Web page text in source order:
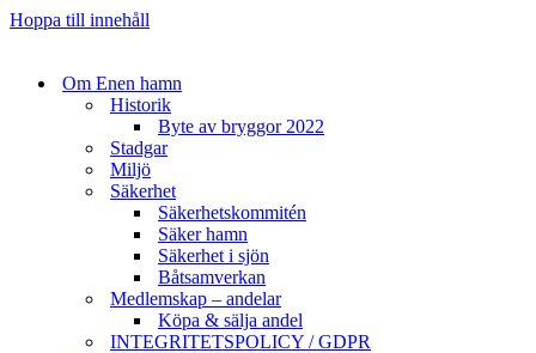
Hoppa till innehåll
Om Enen hamn
Historik
Byte av bryggor 2022
Stadgar
Miljö
Säkerhet
Säkerhetskommitén
Säker hamn
Säkerhet i sjön
Båtsamverkan
Medlemskap – andelar
Köpa & sälja andel
INTEGRITETSPOLICY / GDPR